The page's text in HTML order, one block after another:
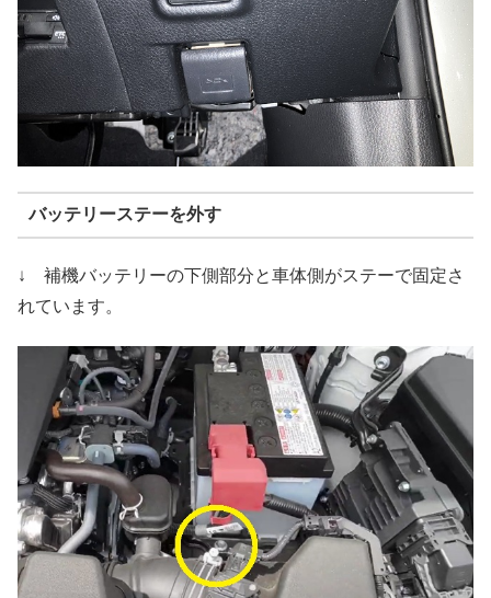
バッテリーステーを外す
↓ 補機バッテリーの下側部分と車体側がステーで固定さ
れています。